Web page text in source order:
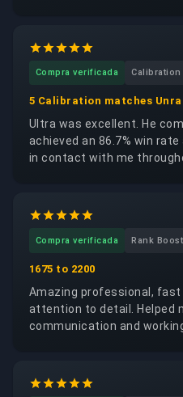
Compra verificada Calibration
5 Calibration matches
Ultra was excellent. He
achieved an 86.7% win
in contact with me
Compra verificada Rank Boost
1675 to 2200
Amazing professional,
attention to detail. Helped
communication and